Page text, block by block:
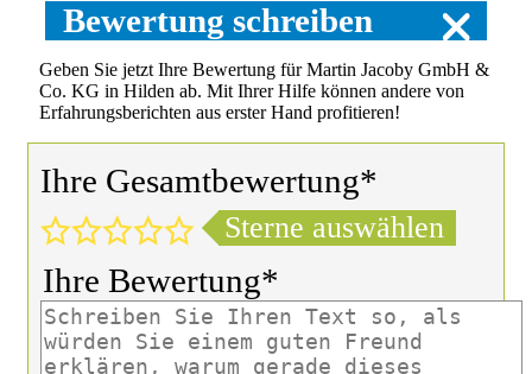
Bewertung schreiben
Geben Sie jetzt Ihre Bewertung für Martin Jacoby GmbH &
Co. KG in Hilden ab. Mit Ihrer Hilfe können andere von
Erfahrungsberichten aus erster Hand profitieren!
Ihre Gesamtbewertung*
Sterne auswählen
Ihre Bewertung*
Ihr Name*